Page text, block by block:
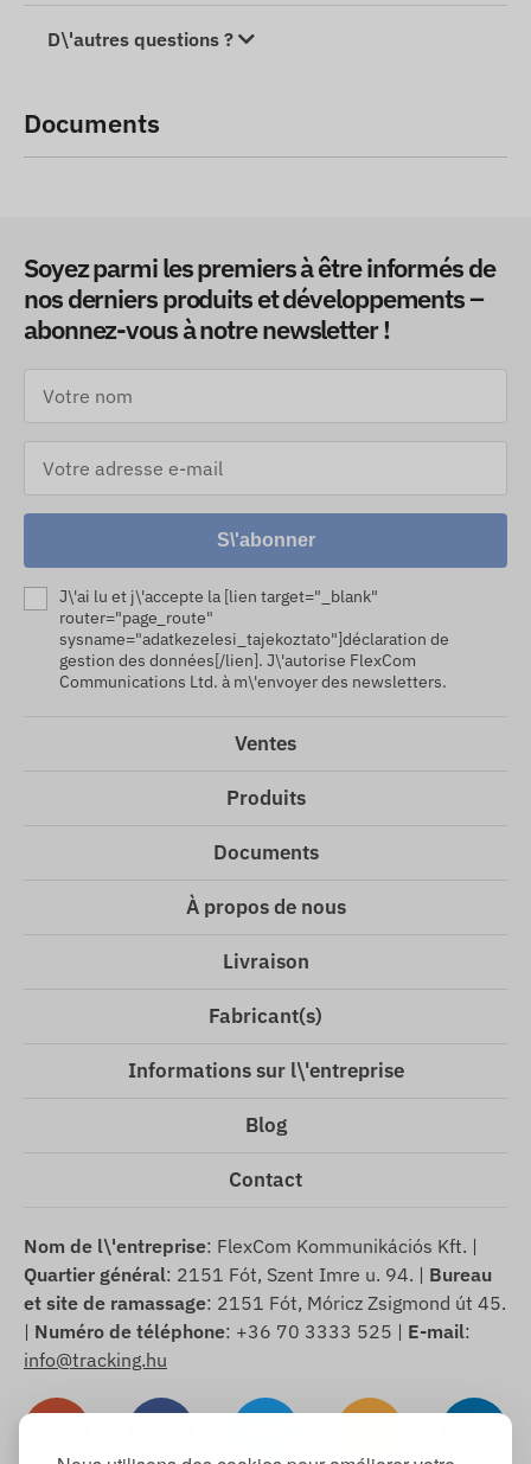
D\'autres questions ?
Documents
Soyez parmi les premiers à être informés de
nos derniers produits et développements –
abonnez-vous à notre newsletter !
S\'abonner
J\'ai lu et j\'accepte la [lien target="_blank"
router="page_route"
sysname="adatkezelesi_tajekoztato"]déclaration de
gestion des données[/lien]. J\'autorise FlexCom
Communications Ltd. à m\'envoyer des newsletters.
Ventes
Produits
Documents
À propos de nous
Livraison
Fabricant(s)
Informations sur l\'entreprise
Blog
Contact
Nom de l\'entreprise: FlexCom Kommunikációs Kft. |
Quartier général: 2151 Fót, Szent Imre u. 94. | Bureau
et site de ramassage: 2151 Fót, Móricz Zsigmond út 45.
| Numéro de téléphone: +36 70 3333 525 | E-mail:
info@tracking.hu